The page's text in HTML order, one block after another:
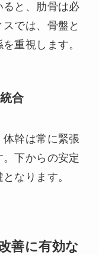
と、肋骨は必
では、骨盤と
重視します。
合
幹は常に緊張
下からの安定
なります。
善に有効な